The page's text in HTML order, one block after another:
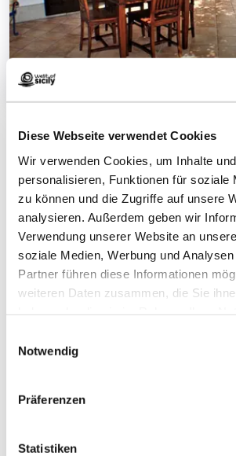
Diese Webseite verwendet Cookies
Wir verwenden Cookies, um Inhalte
personalisieren, Funktionen für soziale
zu können und die Zugriffe auf unsere
analysieren. Außerdem geben wir
Verwendung unserer Website an
soziale Medien, Werbung und
Partner führen diese Informationen
weiteren Daten zusammen, die Sie
Notwendig
Präferenzen
Statistiken
Kontakte:
via regina margherita 70
San Vito Lo Capo
Telefon
0923621008
E-Mailgianni79p@yahoo.it
Le Margherite B&B